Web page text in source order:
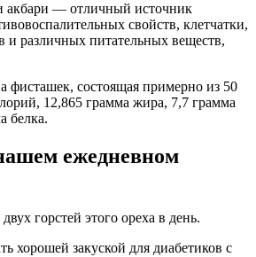
акбари — отличный источник
свойств, клетчатки,
и различных питательных веществ,
фисташек, состоящая примерно из 50
12,865 грамма жира, 7,7 грамма
белка.
ежедневном
горстей этого ореха в день.
хорошей закуской для диабетиков с